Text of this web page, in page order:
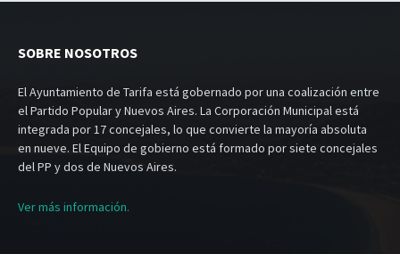
SOBRE NOSOTROS
El Ayuntamiento de Tarifa está gobernado por una coalización entre
el Partido Popular y Nuevos Aires. La Corporación Municipal está
integrada por 17 concejales, lo que convierte la mayoría absoluta
en nueve. El Equipo de gobierno está formado por siete concejales
del PP y dos de Nuevos Aires.
Ver más información.